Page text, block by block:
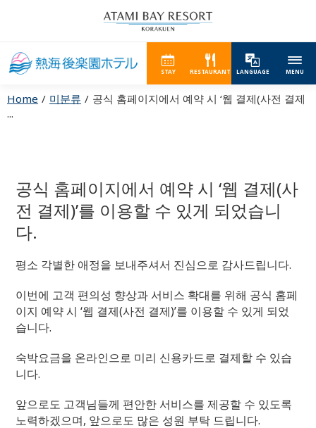
STAY RESTAURANT LANGUAGE MENU
Home 미분류
공식 홈페이지에서 예약 시 ‘웹 결제(사전 결제
...
공식 홈페이지에서 예약 시 ‘웹 결제(사
전 결제)’를 이용할 수 있게 되었습니
다.
평소 각별한 애정을 보내주셔서 진심으로 감사드립니다.
이번에 고객 편의성 향상과 서비스 확대를 위해 공식 홈페
이지 예약 시 ‘웹 결제(사전 결제)’를 이용할 수 있게 되었
습니다.
숙박요금을 온라인으로 미리 신용카드로 결제할 수 있습
니다.
앞으로도 고객님들께 편안한 서비스를 제공할 수 있도록
노력하겠으며, 앞으로도 많은 성원 부탁 드립니다.